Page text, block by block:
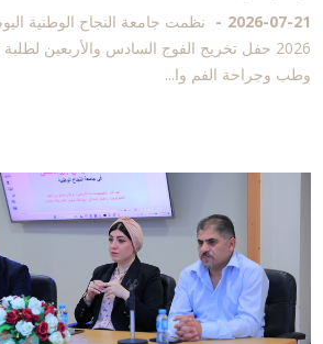
2026-07-21
2026 حفل تخريج الفوج السادس والأربعين
وطب وجراحة الفم وا...